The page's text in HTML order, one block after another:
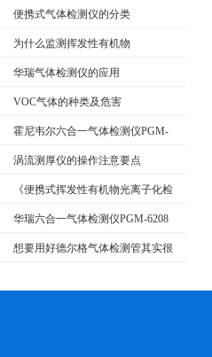
护？便携式气体检测仪的分类
为什么监测挥发性有机物
（VOCs）很重要
华瑞气体检测仪的应用
VOC气体的种类及危害
霍尼韦尔六合一气体检测仪PGM-
62X8配置注意事项
涡流测厚仪的操作注意要点
《便携式挥发性有机物光离子化检
测仪（PID）技术要求和监测规范》部
分要求
华瑞六合一气体检测仪PGM-6208
使用说明书
想要用好德尔格气体检测管其实很